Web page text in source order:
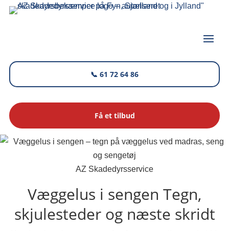
📞 61 72 64 86
Få et tilbud
AZ Skadedyrsservice
Væggelus i sengen Tegn,
skjulesteder og næste skridt